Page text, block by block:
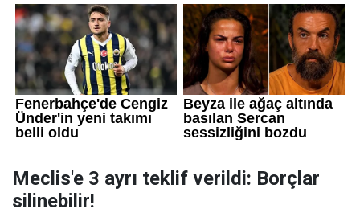
Meclis'e 3 ayrı teklif verildi: Borçlar
silinebilir!